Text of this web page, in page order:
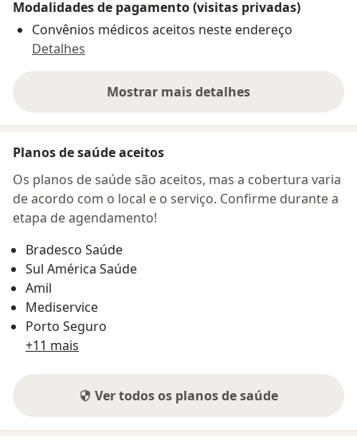
Modalidades de pagamento (visitas privadas)
Convênios médicos aceitos neste endereço
Detalhes
Mostrar mais detalhes
sobre o endereço
Planos de saúde aceitos
Os planos de saúde são aceitos, mas a cobertura varia
de acordo com o local e o serviço. Confirme durante a
etapa de agendamento!
Bradesco Saúde
Sul América Saúde
Amil
Mediservice
Porto Seguro
+11 mais
Ver todos os planos de saúde